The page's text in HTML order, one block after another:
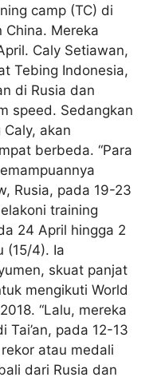
camp (TC) di
China. Mereka
Caly Setiawan,
Tebing Indonesia,
di Rusia dan
speed. Sedangkan
akan
berbeda. “Para
Rusia, pada 19-23
training
24 April hingga 2
(15/4). Ia
skuat panjat
mengikuti World
“Lalu, mereka
Tai’an, pada 12-13
atau medali
dari Rusia dan